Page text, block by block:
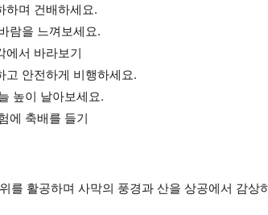
하며 건배하세요.
람을 느껴보세요.
에서 바라보기
고 안전하게 비행하세요.
높이 날아보세요.
에 축배를 들기
를 활공하며 사막의 풍경과 산을 상공에서 감상